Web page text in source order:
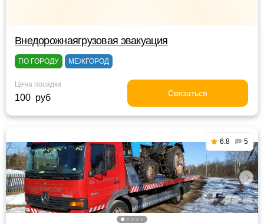
Внедорожнаягрузовая эвакуация
ПО ГОРОДУ МЕЖГОРОД
Цена посадки
100 руб Связаться
6.8 5